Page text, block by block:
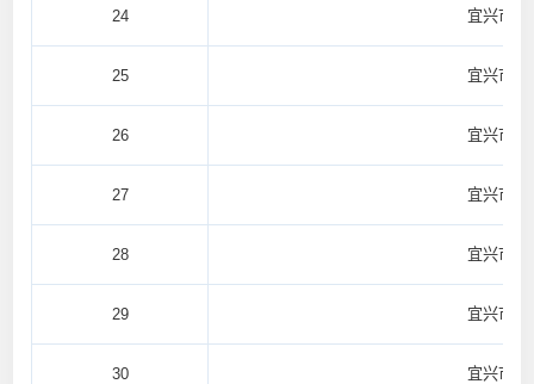
24 宜兴市太
25 宜兴市太
26 宜兴市太
27 宜兴市徐
28 宜兴市徐
29 宜兴市徐
30 宜兴市徐